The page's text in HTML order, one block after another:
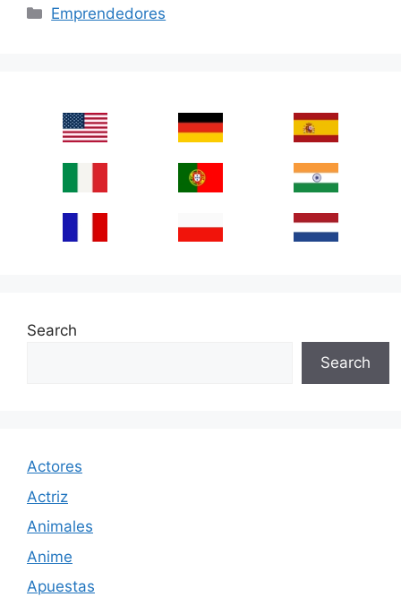
Categories
Emprendedores
Search
Search
Actores
Actriz
Animales
Anime
Apuestas